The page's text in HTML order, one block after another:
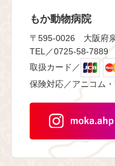
もか動物病院
〒595-0026 大阪府
TEL／0725-58-7889
取扱カード／
保険対応／アニコム